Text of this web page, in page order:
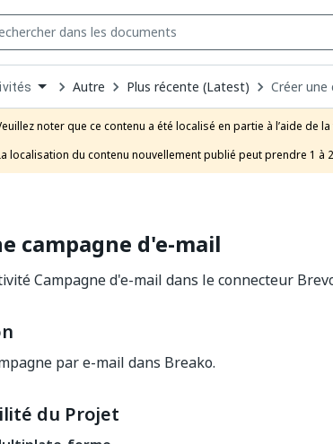
Autre Plus récente (Latest) Créer une
noter que ce contenu a été localisé en partie à l’aide de
localisation du contenu nouvellement publié peut prendre 1 à
campagne d'e-mail
Campagne d'e-mail dans le connecteur
par e-mail dans Breako.
du Projet